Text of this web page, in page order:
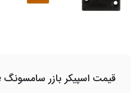
قیمت اسپیکر بازر سامسونگ S10e